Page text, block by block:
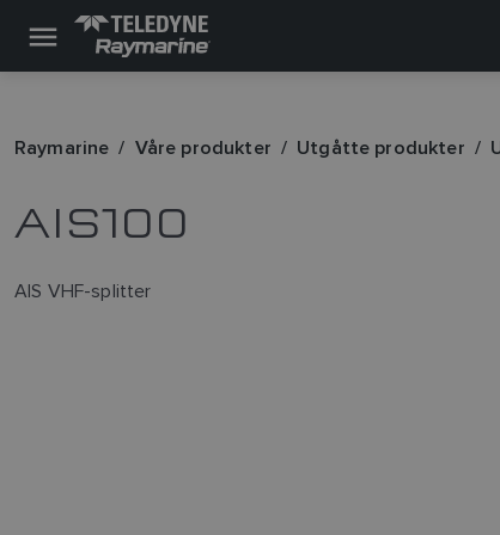
Raymarine Våre produkter Utgåtte produkter
AIS100
AIS VHF-splitter